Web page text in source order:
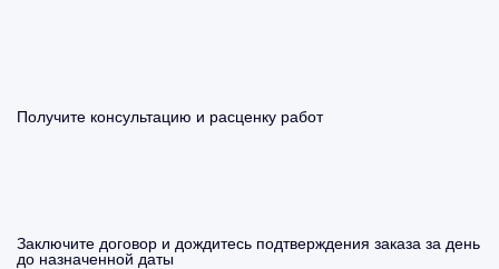
Получите консультацию и расценку работ
Заключите договор и дождитесь подтверждения заказа за день
до назначенной даты